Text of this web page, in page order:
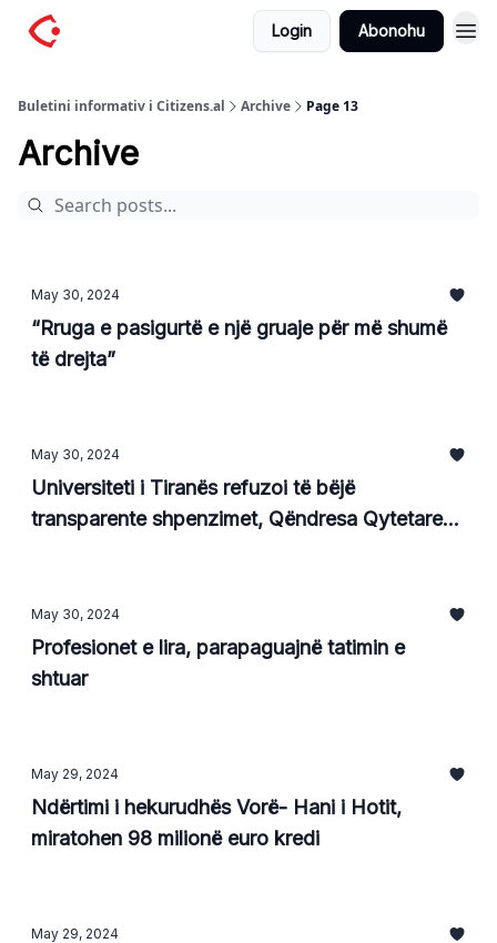
Login Abonohu
Buletini informativ i Citizens.al Archive Page 13
Archive
May 30, 2024
“Rruga e pasigurtë e një gruaje për më shumë
të drejta”
May 30, 2024
Universiteti i Tiranës refuzoi të bëjë
transparente shpenzimet, Qëndresa Qytetare
May 30, 2024
Profesionet e lira, parapaguajnë tatimin e
shtuar
May 29, 2024
Ndërtimi i hekurudhës Vorë- Hani i Hotit,
miratohen 98 milionë euro kredi
May 29, 2024